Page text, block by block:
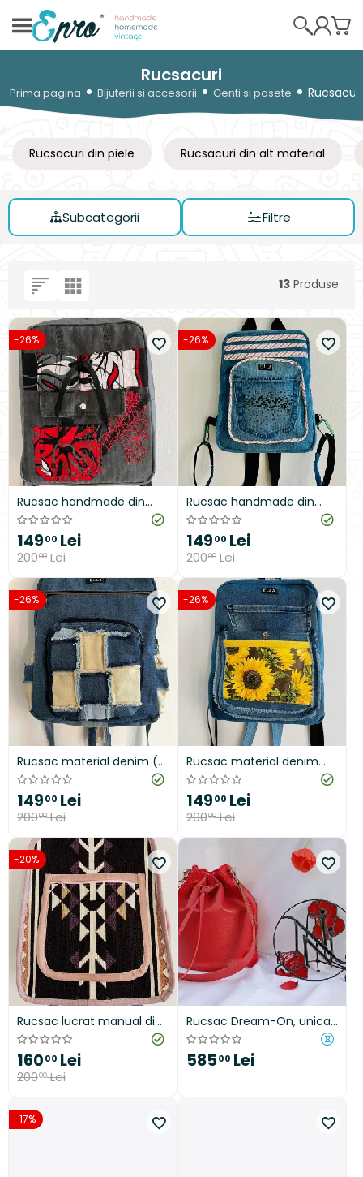
Rucsacuri
Prima pagina Bijuterii si accesorii Genti si posete Rucsacuri
Rucsacuri din piele Rucsacuri din alt material
Subcategorii Filtre
13 Produse
-26%
Rucsac handmade din
denim cu pete de culoare
14900 Lei
20000 Lei
-26%
Rucsac handmade din
denim cu mărgeluțe
14900 Lei
20000 Lei
-26%
Rucsac material denim (
blugi ) cu pătrățele
14900 Lei
20000 Lei
-26%
Rucsac material denim
(blugi ) motiv floral
14900 Lei
20000 Lei
-20%
Rucsac lucrat manual din
material țesut motiv
tradițional
16000 Lei
20000 Lei
Rucsac Dream-On, unicat,
handmade
58500 Lei
-17%